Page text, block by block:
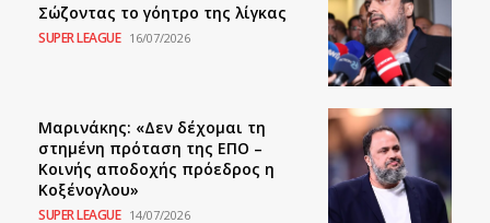
Σώζοντας το γόητρο της λίγκας
SUPER LEAGUE 16/07/2026
Μαρινάκης: «Δεν δέχομαι τη
στημένη πρόταση της ΕΠΟ –
Κοινής αποδοχής πρόεδρος η
Κοξένογλου»
SUPER LEAGUE 14/07/2026